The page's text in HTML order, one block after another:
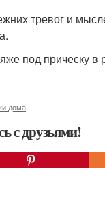
тревог и
под прическу в
дома
с друзьями!